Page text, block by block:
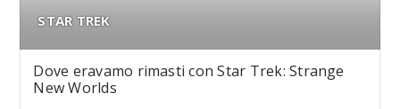
STAR TREK
Dove eravamo rimasti con Star Trek: Strange
New Worlds